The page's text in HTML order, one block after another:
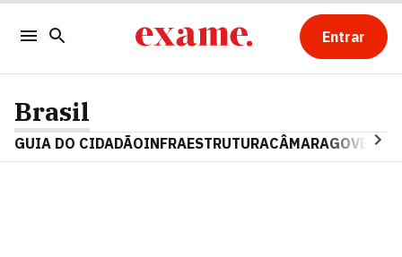
Entrar
Brasil
GUIA DO CIDADÃOINFRAESTRUTURACÂMARAGOVERNO